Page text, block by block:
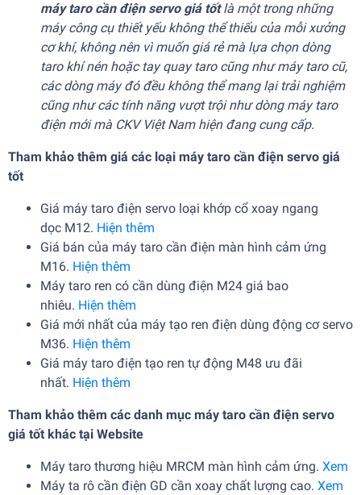
máy taro cần điện servo giá tốtlà một trong những
máy công cụ thiết yếu không thể thiếu của mỗi xưởng
cơ khí, không nên vì muốn giá rẻ mà lựa chọn dòng
taro khí nén hoặc tay quay taro cũng như máy taro cũ,
các dòng máy đó đều không thể mang lại trải nghiệm
cũng như các tính năng vượt trội như dòng máy taro
điện mới mà CKV Việt Nam hiện đang cung cấp.
Tham khảo thêm giá các loại máy taro cần điện servo giá
tốt
Giá máy taro điện servo loại khớp cổ xoay ngang
dọc M12. Hiện thêm
Giá bán của máy taro cần điện màn hình cảm ứng
M16. Hiện thêm
Máy taro ren có cần dùng điện M24 giá bao
nhiêu. Hiện thêm
Giá mới nhất của máy tạo ren điện dùng động cơ servo
M36. Hiện thêm
Giá máy taro điện tạo ren tự động M48 ưu đãi
nhất. Hiện thêm
Tham khảo thêm các danh mục máy taro cần điện servo
giá tốt khác tại Website
Máy taro thương hiệu MRCM màn hình cảm ứng. Xem
Máy ta rô cần điện GD cần xoay chất lượng cao. Xem